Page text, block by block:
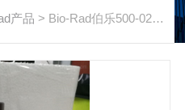
产品 > Bio-Rad伯乐500-0205快速蛋白测定Bradford染料5000205